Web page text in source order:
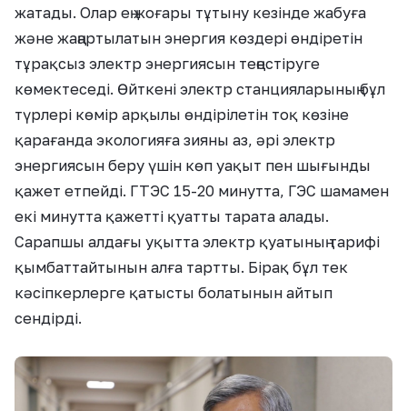
жатады. Олар ең жоғары тұтыну кезінде жабуға
және жаңартылатын энергия көздері өндіретін
тұрақсыз электр энергиясын теңестіруге
көмектеседі. Өйткені электр станцияларының бұл
түрлері көмір арқылы өндірілетін тоқ көзіне
қарағанда экологияға зияны аз, әрі электр
энергиясын беру үшін көп уақыт пен шығынды
қажет етпейді. ГТЭС 15-20 минутта, ГЭС шамамен
екі минутта қажетті қуатты тарата алады.
Сарапшы алдағы уқытта электр қуатының тарифі
қымбаттайтынын алға тартты. Бірақ бұл тек
кәсіпкерлерге қатысты болатынын айтып
сендірді.